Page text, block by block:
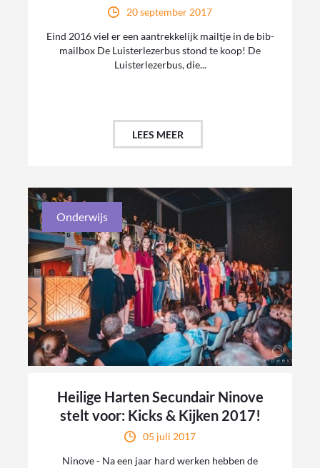
20 september 2017
Eind 2016 viel er een aantrekkelijk mailtje in de bib-
mailbox De Luisterlezerbus stond te koop! De
Luisterlezerbus, die...
LEES MEER
Onderwijs
Heilige Harten Secundair Ninove
stelt voor: Kicks & Kijken 2017!
05 juli 2017
Ninove - Na een jaar hard werken hebben de